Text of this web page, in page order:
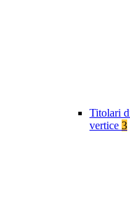
Titolari
vertice 3